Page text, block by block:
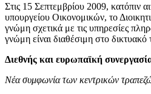
Στις 15 Σεπτεμβρίου 2009, κατόπιν
υπουργείου Οικονομικών, το
γνώμη σχετικά με τις υπηρεσίες
γνώμη είναι διαθέσιμη στο
Διεθνής και ευρωπαϊκή
Νέα συμφωνία των κεντρικών